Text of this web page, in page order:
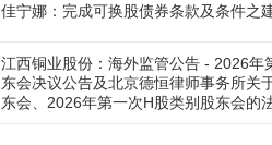
佳宁娜：完成可换股债券条款及条件之
江西铜业股份：海外监管公告 - 2026
东会决议公告及北京德恒律师事务所关
东会、2026年第一次H股类别股东会的